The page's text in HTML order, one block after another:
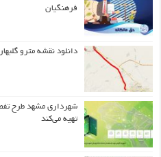
فرهنگیان
دانلود نقشه مترو گلبهار
شهرداری مشهد طرح
تهیه می‌کند